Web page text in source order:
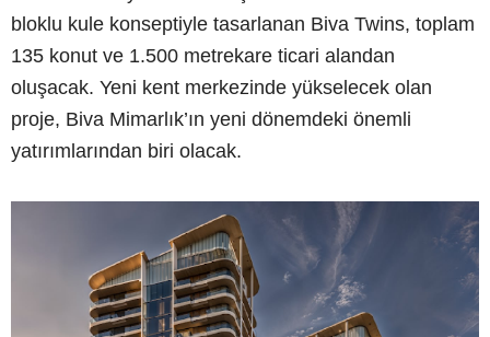
bloklu kule konseptiyle tasarlanan Biva Twins, toplam
135 konut ve 1.500 metrekare ticari alandan
oluşacak. Yeni kent merkezinde yükselecek olan
proje, Biva Mimarlık’ın yeni dönemdeki önemli
yatırımlarından biri olacak.